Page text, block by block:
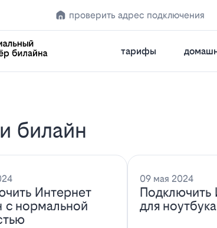
проверить адрес подключения
тарифы
билайн
Интернет
с нормальной
09 мая 2024
Подключить
для